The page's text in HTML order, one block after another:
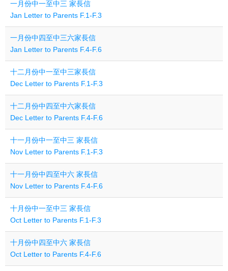
一月份中一至中三 家長信
Jan Letter to Parents F.1-F.3
一月份中四至中三六家長信
Jan Letter to Parents F.4-F.6
十二月份中一至中三家長信
Dec Letter to Parents F.1-F.3
十二月份中四至中六家長信
Dec Letter to Parents F.4-F.6
十一月份中一至中三 家長信
Nov Letter to Parents F.1-F.3
十一月份中四至中六 家長信
Nov Letter to Parents F.4-F.6
十月份中一至中三 家長信
Oct Letter to Parents F.1-F.3
十月份中四至中六 家長信
Oct Letter to Parents F.4-F.6